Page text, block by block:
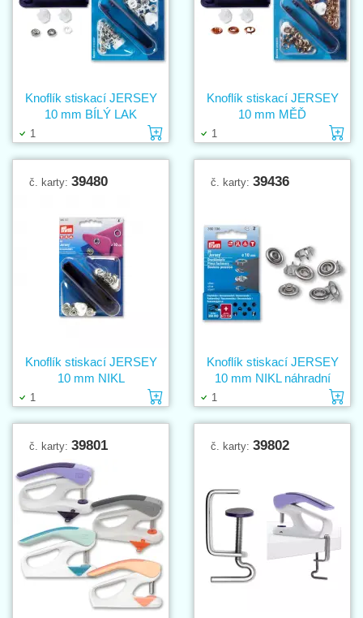
1 Vložit do košíku
Knoflík stiskací JERSEY
10 mm BÍLÝ LAK
1
Knoflík stiskací JERSEY
10 mm MĚĎ
č. karty: 39480
1 Vložit do košíku
Knoflík stiskací JERSEY
10 mm NIKL
č. karty: 39436
1
Knoflík stiskací JERSEY
10 mm NIKL náhradní
č. karty: 39801 č. karty: 39802